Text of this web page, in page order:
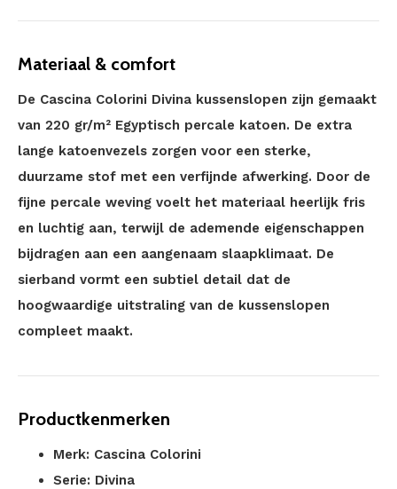
Materiaal & comfort
De Cascina Colorini Divina kussenslopen zijn gemaakt
van 220 gr/m² Egyptisch percale katoen. De extra
lange katoenvezels zorgen voor een sterke,
duurzame stof met een verfijnde afwerking. Door de
fijne percale weving voelt het materiaal heerlijk fris
en luchtig aan, terwijl de ademende eigenschappen
bijdragen aan een aangenaam slaapklimaat. De
sierband vormt een subtiel detail dat de
hoogwaardige uitstraling van de kussenslopen
compleet maakt.
Productkenmerken
Merk: Cascina Colorini
Serie: Divina